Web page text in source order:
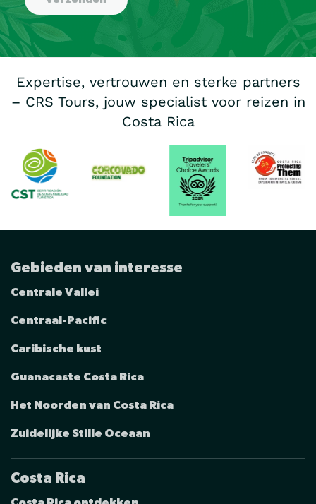
Expertise, vertrouwen en sterke partners
– CRS Tours, jouw specialist voor reizen in
Costa Rica
Gebieden van interesse
Centrale Vallei
Centraal-Pacific
Caribische kust
Guanacaste Costa Rica
Het Noorden van Costa Rica
Zuidelijke Stille Oceaan
Costa Rica